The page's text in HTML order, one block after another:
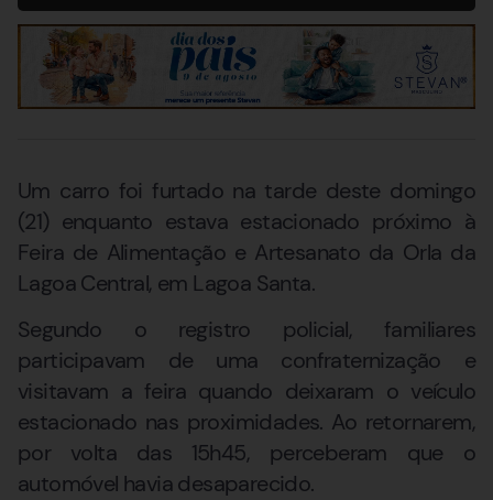
Um carro foi furtado na tarde deste domingo
(21) enquanto estava estacionado próximo à
Feira de Alimentação e Artesanato da Orla da
Lagoa Central, em Lagoa Santa.
Segundo o registro policial, familiares
participavam de uma confraternização e
visitavam a feira quando deixaram o veículo
estacionado nas proximidades. Ao retornarem,
por volta das 15h45, perceberam que o
automóvel havia desaparecido.